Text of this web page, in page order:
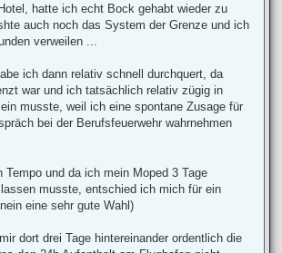
hatte ich echt Bock gehabt wieder zu
auch noch das System der Grenze und ich
verweilen ...
ich dann relativ schnell durchquert, da
war und ich tatsächlich relativ zügig in
musste, weil ich eine spontane Zusage für
bei der Berufsfeuerwehr wahrnehmen
Tempo und da ich mein Moped 3 Tage
musste, entschied ich mich für ein
eine sehr gute Wahl)
dort drei Tage hintereinander ordentlich die